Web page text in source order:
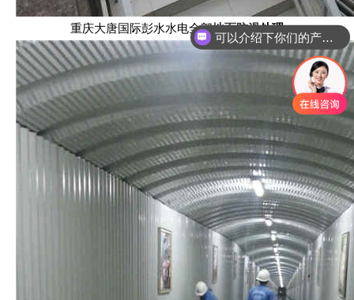
重庆大唐国际彭水水电全部地面防滑处理
可以介绍下你们的产品么？
你们是怎么收费的呢？